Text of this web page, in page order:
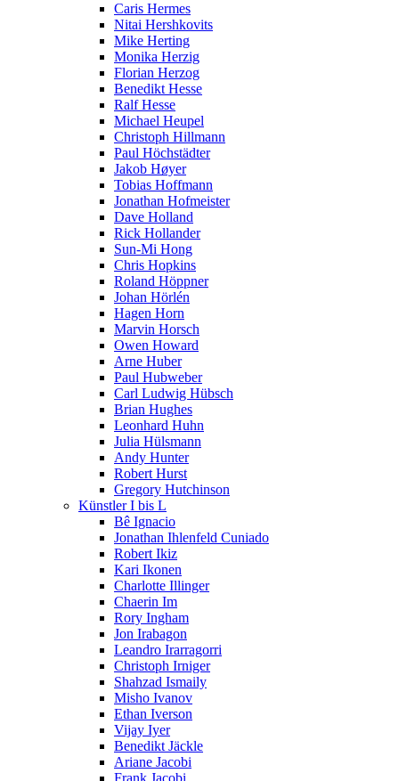
Caris Hermes
Nitai Hershkovits
Mike Herting
Monika Herzig
Florian Herzog
Benedikt Hesse
Ralf Hesse
Michael Heupel
Christoph Hillmann
Paul Höchstädter
Jakob Høyer
Tobias Hoffmann
Jonathan Hofmeister
Dave Holland
Rick Hollander
Sun-Mi Hong
Chris Hopkins
Roland Höppner
Johan Hörlén
Hagen Horn
Marvin Horsch
Owen Howard
Arne Huber
Paul Hubweber
Carl Ludwig Hübsch
Brian Hughes
Leonhard Huhn
Julia Hülsmann
Andy Hunter
Robert Hurst
Gregory Hutchinson
Künstler I bis L
Bê Ignacio
Jonathan Ihlenfeld Cuniado
Robert Ikiz
Kari Ikonen
Charlotte Illinger
Chaerin Im
Rory Ingham
Jon Irabagon
Leandro Irarragorri
Christoph Irniger
Shahzad Ismaily
Misho Ivanov
Ethan Iverson
Vijay Iyer
Benedikt Jäckle
Ariane Jacobi
Frank Jacobi